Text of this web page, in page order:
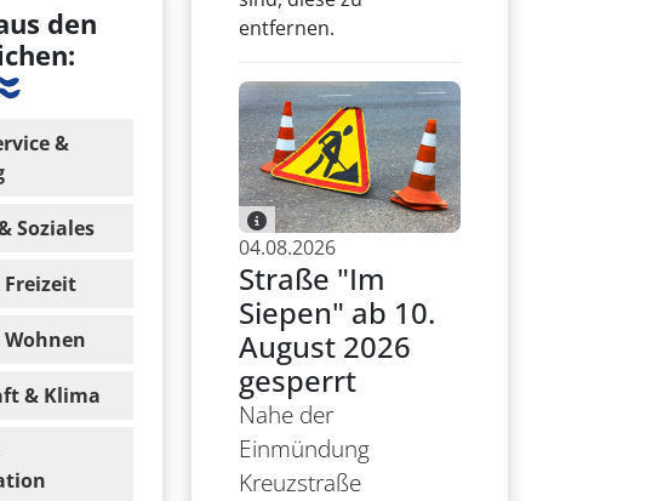
den
&
Soziales
& Klima
entfernen.
04.08.2026
Straße "Im
Siepen" ab 10.
August 2026
gesperrt
Nahe der
Einmündung
Kreuzstraße